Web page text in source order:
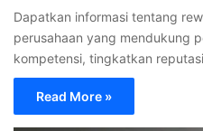
Dapatkan informasi tentang
perusahaan yang mendukung
kompetensi, tingkatkan
Read More »